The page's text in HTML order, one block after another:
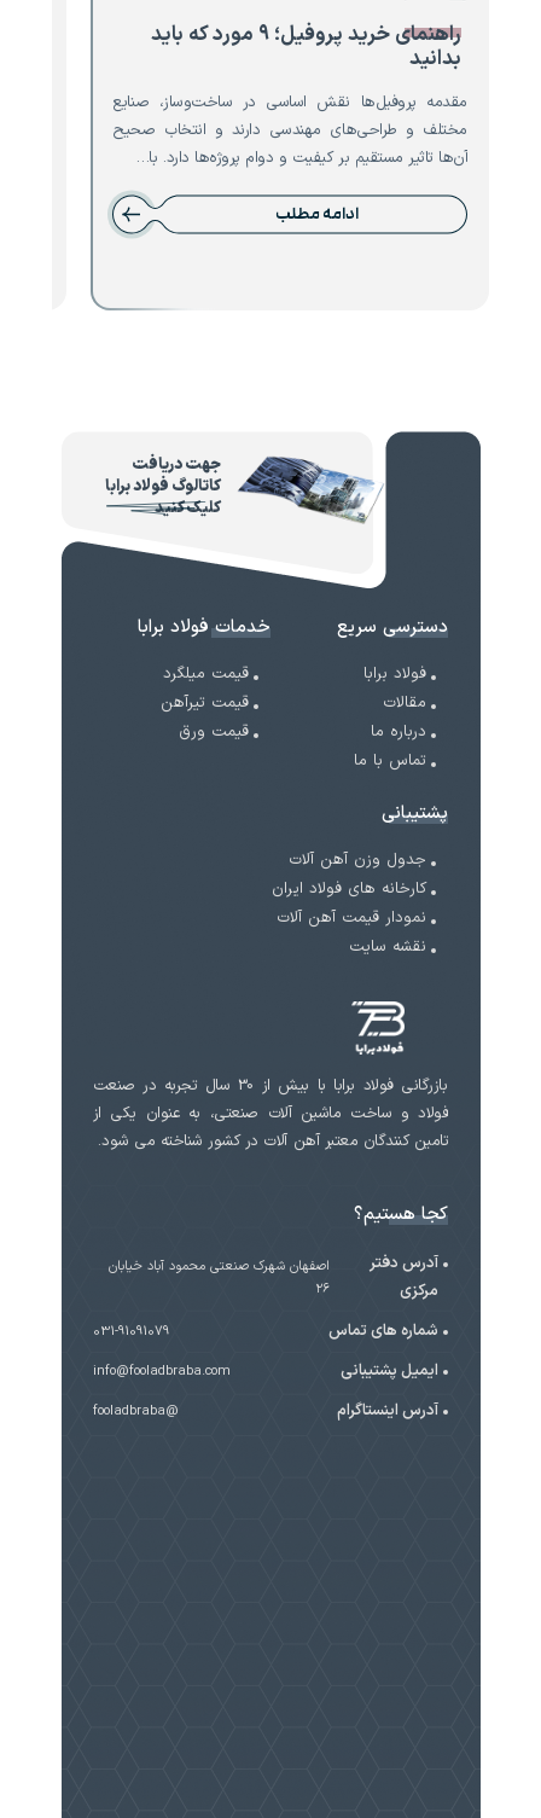
راهنمای خرید پروفیل؛ ۹ مورد که باید
بدانید
مقدمه پروفیل‌ها نقش اساسی در ساخت‌وساز، صنایع
مختلف و طراحی‌های مهندسی دارند و انتخاب صحیح
آن‌ها تاثیر مستقیم بر کیفیت و دوام پروژه‌ها دارد. با…
ادامه مطلب
جهت دریافت
کاتالوگ فولاد برابا
کلیک کنید
دسترسی سریع
فولاد برابا
مقالات
درباره ما
تماس با ما
خدمات فولاد برابا
قیمت میلگرد
قیمت تیرآهن
قیمت ورق
پشتیبانی
جدول وزن آهن آلات
کارخانه های فولاد ایران
نمودار قیمت آهن آلات
نقشه سایت
بازرگانی فولاد برابا با بیش از 30 سال تجربه در صنعت
فولاد و ساخت ماشین آلات صنعتی، به عنوان یکی از
تامین کنندگان معتبر آهن آلات در کشور شناخته می شود.
کجا هستیم؟
آدرس دفتر
مرکزی
اصفهان شهرک صنعتی محمود آباد خیابان
۲۶
شماره های تماس 031-91091079
ایمیل پشتیبانی info@fooladbraba.com
آدرس اینستاگرام @fooladbraba